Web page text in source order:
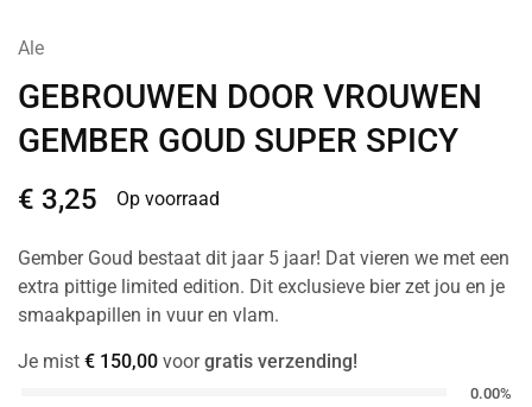
Ale
GEBROUWEN DOOR VROUWEN
GEMBER GOUD SUPER SPICY
€ 3,25 Op voorraad
Gember Goud bestaat dit jaar 5 jaar! Dat vieren we met een
extra pittige limited edition. Dit exclusieve bier zet jou en je
smaakpapillen in vuur en vlam.
Je mist € 150,00 voorgratis verzending!
0.00%